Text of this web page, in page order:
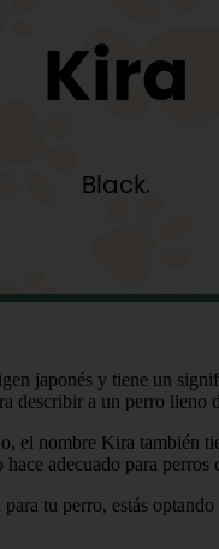
japonés y tiene un
describir a un perro lleno
el nombre Kira también
adecuado para perros
tu perro, estás